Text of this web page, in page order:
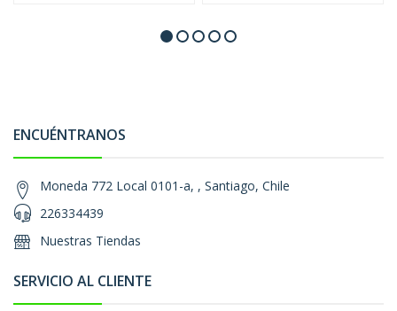
ENCUÉNTRANOS
Moneda 772 Local 0101-a, , Santiago, Chile
226334439
Nuestras Tiendas
SERVICIO AL CLIENTE